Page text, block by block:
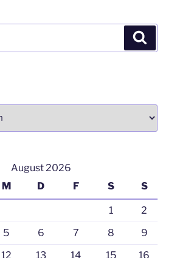
August 2026
M D F S S
1
2
5 6 7 8
9
12 13 14 15
16